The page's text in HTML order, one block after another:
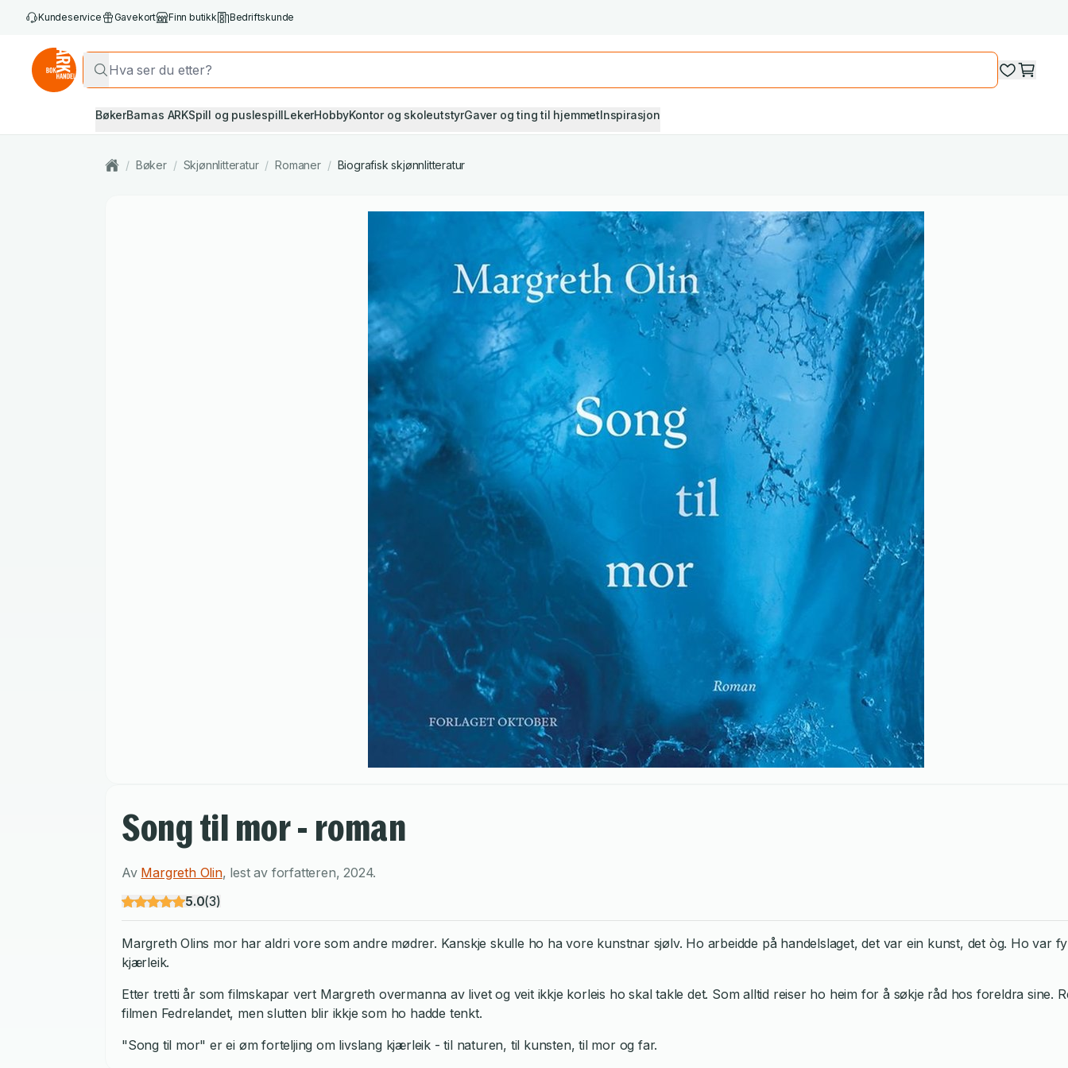
Kundeservice Gavekort Finn butikk Bedriftskunde
BøkerBarnas ARKSpill og puslespillLekerHobbyKontor og skoleutstyrGaver og ting til hjemmetInspirasjon
/ Bøker / Skjønnlitteratur / Romaner / Biografisk skjønnlitteratur
Song til mor - roman
Av Margreth Olin, lest av forfatteren,2024.
5.0(3)
Margreth Olins mor har aldri vore som andre mødrer. Kanskje skulle ho ha vore kunstnar sjølv. Ho arbeidde på handelslaget, det var ein kunst, det òg. Ho var
kjærleik.
Etter tretti år som filmskapar vert Margreth overmanna av livet og veit ikkje korleis ho skal takle det. Som alltid reiser ho heim for å søkje råd hos foreldra sine.
filmen Fedrelandet, men slutten blir ikkje som ho hadde tenkt.
"Song til mor" er ei øm forteljing om livslang kjærleik - til naturen, til kunsten, til mor og far.